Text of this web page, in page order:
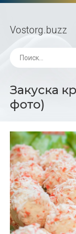
Vostorg.buzz
Закуска
фото)